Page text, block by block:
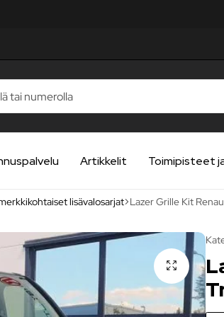
Artikkelit Toimipisteet
lisävalosarjat Lazer Grille Kit